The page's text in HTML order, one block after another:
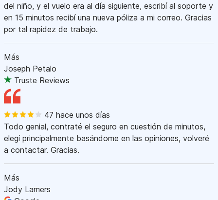
del niño, y el vuelo era al día siguiente, escribí al soporte y
en 15 minutos recibí una nueva póliza a mi correo. Gracias
por tal rapidez de trabajo.
Más
Joseph Petalo
Truste Reviews
47 hace unos días
Todo genial, contraté el seguro en cuestión de minutos,
elegí principalmente basándome en las opiniones, volveré
a contactar. Gracias.
Más
Jody Lamers